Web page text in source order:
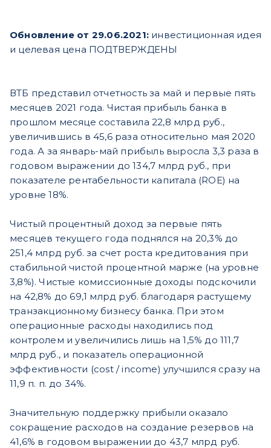
Обновление от 29.06.2021: инвестиционная идея
и целевая цена ПОДТВЕРЖДЕНЫ
ВТБ представил отчетность за май и первые пять
месяцев 2021 года. Чистая прибыль банка в
прошлом месяце составила 22,8 млрд руб.,
увеличившись в 45,6 раза относительно мая 2020
года. А за январь-май прибыль выросла 3,3 раза в
годовом выражении до 134,7 млрд руб., при
показателе рентабельности капитала (ROE) на
уровне 18%.
Чистый процентный доход за первые пять
месяцев текущего года поднялся на 20,3% до
251,4 млрд руб. за счет роста кредитования при
стабильной чистой процентной марже (на уровне
3,8%). Чистые комиссионные доходы подскочили
на 42,8% до 69,1 млрд руб. благодаря растущему
транзакционному бизнесу банка. При этом
операционные расходы находились под
контролем и увеличились лишь на 1,5% до 111,7
млрд руб., и показатель операционной
эффективности (cost / income) улучшился сразу на
11,9 п. п. до 34%.
Значительную поддержку прибыли оказало
сокращение расходов на создание резервов на
41,6% в годовом выражении до 43,7 млрд руб.